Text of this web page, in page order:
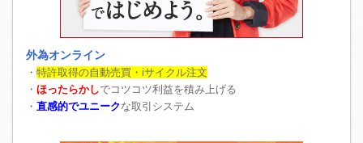
外為オンライン
・ 特許取得の自動売買・iサイクル注文
・ ほったらかしでコツコツ利益を積み上げる
・ 直感的でユニークな取引システム